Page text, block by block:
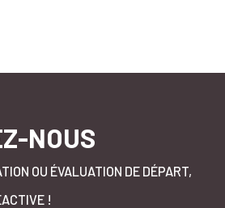
NOUS
OU ÉVALUATION DE DÉPART,
!